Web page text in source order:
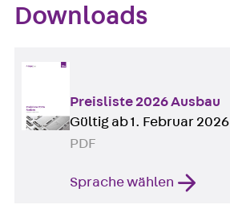
Downloads
Preisliste 2026 Ausbau
Gültig ab 1. Februar 2026
PDF
Sprache wählen